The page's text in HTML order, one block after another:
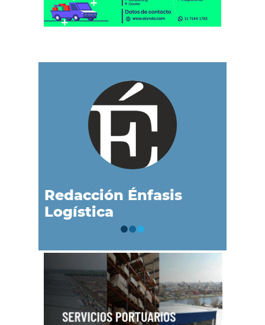
Redacción Énfasis
Logística